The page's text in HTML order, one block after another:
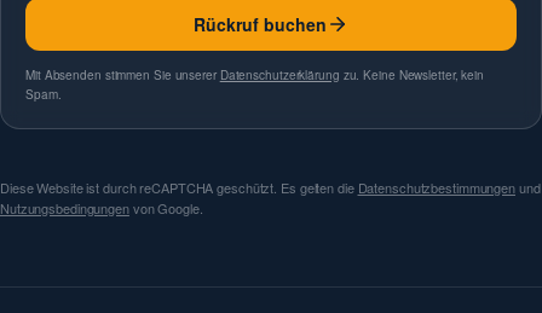
Rückruf buchen
Mit Absenden stimmen Sie unserer Datenschutzerklärung zu. Keine Newsletter, kein
Spam.
Diese Website ist durch reCAPTCHA geschützt. Es gelten die Datenschutzbestimmungenund
Nutzungsbedingungenvon Google.